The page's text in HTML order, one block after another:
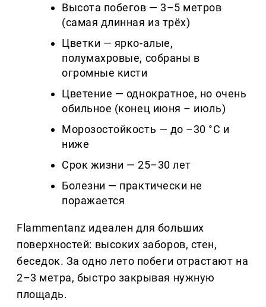
Высота побегов — 3–5 метров
(самая длинная из трёх)
Цветки — ярко-алые,
полумахровые, собраны в
огромные кисти
Цветение — однократное, но очень
обильное (конец июня – июль)
Морозостойкость — до –30 °C и
ниже
Срок жизни — 25–30 лет
Болезни — практически не
поражается
Flammentanz идеален для больших
поверхностей: высоких заборов, стен,
беседок. За одно лето побеги отрастают на
2–3 метра, быстро закрывая нужную
площадь.